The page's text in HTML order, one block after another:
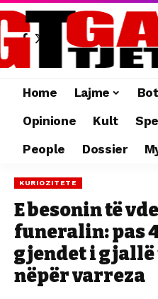
Home Lajme
Opinione
Kult
People
Dossier
KURIOZITETE
E besonin të
funeralin: pas
gjendet i gjallë
nëpër varreza